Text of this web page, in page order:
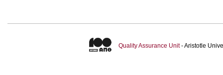
Quality Assurance Unit- Aristotle